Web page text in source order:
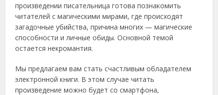
произведении писательница готова познакомить
читателей с магическими мирами, где происходят
загадочные убийства, причина многих — магические
способности и личные обиды. Основной темой
остается некромантия.
Мы предлагаем вам стать счастливым обладателем
электронной книги. В этом случае читать
произведение можно будет со смартфона,